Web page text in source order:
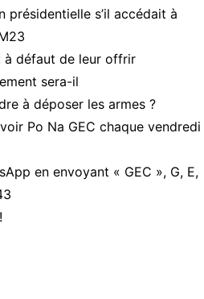
présidentielle s’il accédait à
à défaut de leur offrir
sera-il
à déposer les armes ?
Po Na GEC chaque vendredi
en envoyant « GEC », G, E,